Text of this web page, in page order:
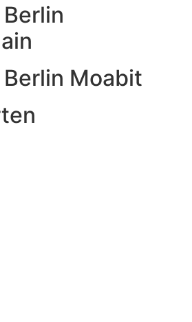
Moabit